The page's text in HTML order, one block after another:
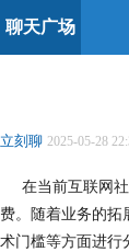
聊天广场
立刻聊 2025-05-28
在当前互联网
费。随着业务的拓
术门槛等方面进行